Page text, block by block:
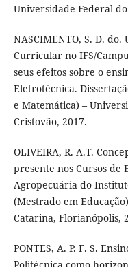
Universidade Federal
NASCIMENTO, S. D.
Curricular no IFS/
seus efeitos sobre o
Eletrotécnica.
e Matemática) –
Cristovão, 2017.
OLIVEIRA, R. A.T.
presente nos Cursos de
Agropecuária do
(Mestrado em
Catarina, Florianópolis,
PONTES, A. P. F. S.